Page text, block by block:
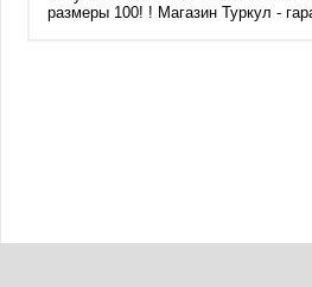
размеры 100! ! Магазин Туркул -